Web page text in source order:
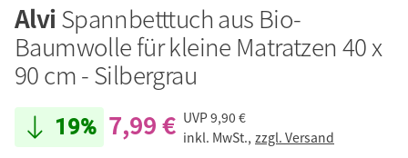
AlviSpannbetttuch aus Bio-
Baumwolle für kleine Matratzen 40 x
90 cm - Silbergrau
19% 7,99 € UVP9,90 €
inkl. MwSt., zzgl. Versand